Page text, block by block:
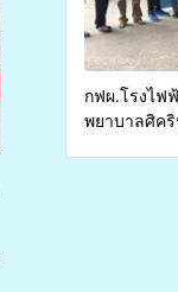
กฟผ.โรงไฟ
พยาบาลศิค